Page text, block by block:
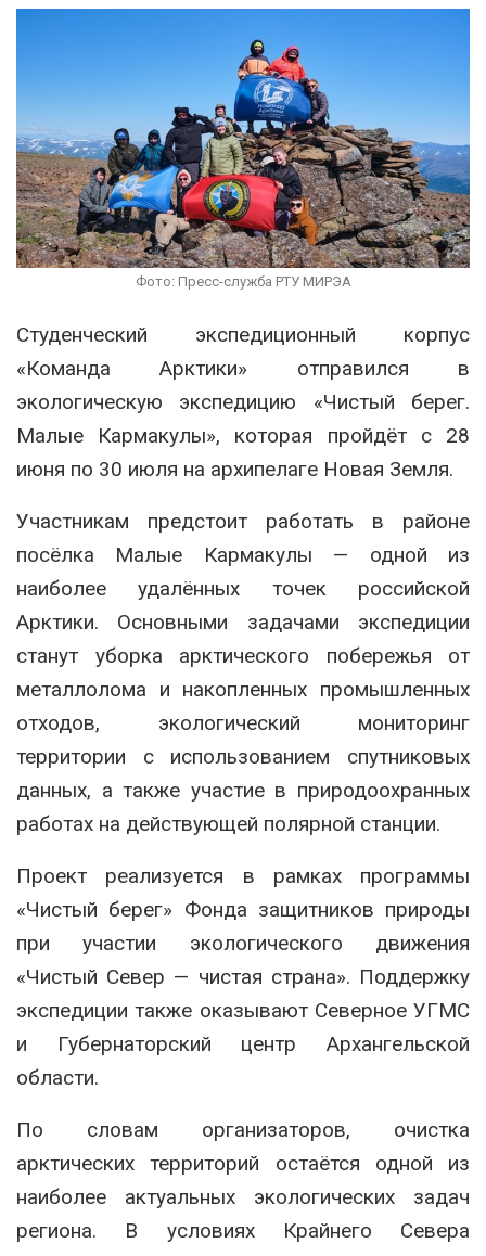
Фото: Пресс-служба РТУ МИРЭА
Студенческий экспедиционный корпус
«Команда Арктики» отправился в
экологическую экспедицию «Чистый берег.
Малые Кармакулы», которая пройдёт с 28
июня по 30 июля на архипелаге Новая Земля.
Участникам предстоит работать в районе
посёлка Малые Кармакулы — одной из
наиболее удалённых точек российской
Арктики. Основными задачами экспедиции
станут уборка арктического побережья от
металлолома и накопленных промышленных
отходов, экологический мониторинг
территории с использованием спутниковых
данных, а также участие в природоохранных
работах на действующей полярной станции.
Проект реализуется в рамках программы
«Чистый берег» Фонда защитников природы
при участии экологического движения
«Чистый Север — чистая страна». Поддержку
экспедиции также оказывают Северное УГМС
и Губернаторский центр Архангельской
области.
По словам организаторов, очистка
арктических территорий остаётся одной из
наиболее актуальных экологических задач
региона. В условиях Крайнего Севера